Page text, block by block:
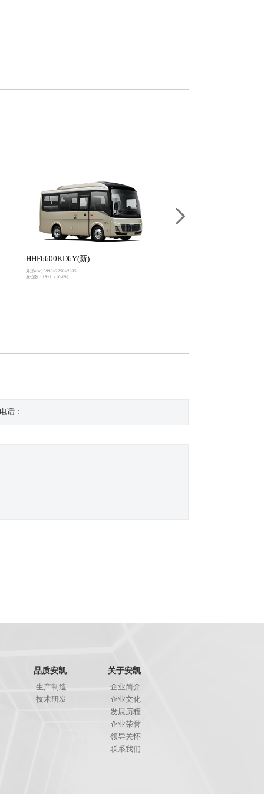
HHF6600KD6Y(新)
外形(mm):5990×2250×2995
座位数：18+1（10-19）
话：
品质安凯
生产制造
技术研发
关于安凯
企业简介
企业文化
发展历程
企业荣誉
领导关怀
联系我们